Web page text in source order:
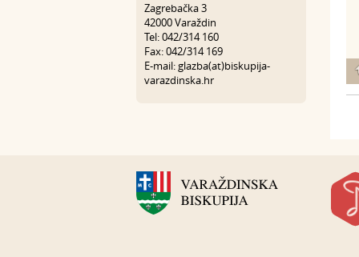
Zagrebačka 3
42000 Varaždin
Tel: 042/314 160
Fax: 042/314 169
E-mail: glazba(at)biskupija-
varazdinska.hr